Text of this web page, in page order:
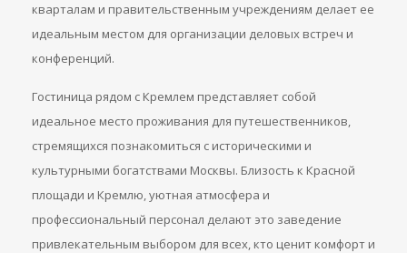
кварталам и правительственным учреждениям делает ее
идеальным местом для организации деловых встреч и
конференций.
Гостиница рядом с Кремлем представляет собой
идеальное место проживания для путешественников,
стремящихся познакомиться с историческими и
культурными богатствами Москвы. Близость к Красной
площади и Кремлю, уютная атмосфера и
профессиональный персонал делают это заведение
привлекательным выбором для всех, кто ценит комфорт и